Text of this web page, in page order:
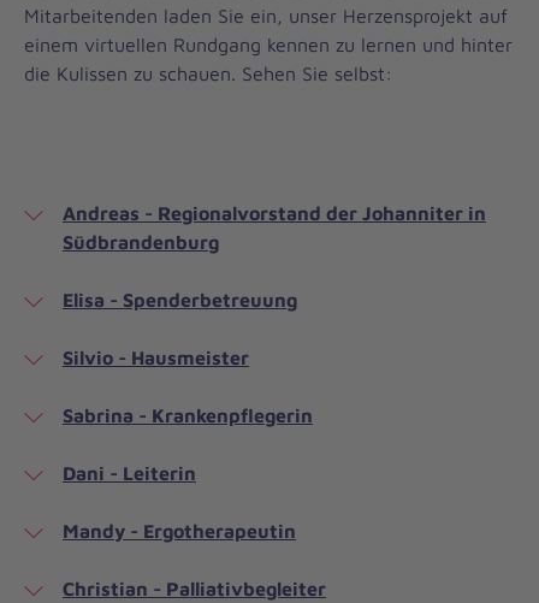
Mitarbeitenden laden Sie ein, unser Herzensprojekt auf
einem virtuellen Rundgang kennen zu lernen und hinter
die Kulissen zu schauen. Sehen Sie selbst:
Andreas - Regionalvorstand der Johanniter in
Südbrandenburg
Elisa - Spenderbetreuung
Silvio - Hausmeister
Sabrina - Krankenpflegerin
Dani - Leiterin
Mandy - Ergotherapeutin
Christian - Palliativbegleiter